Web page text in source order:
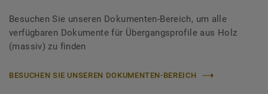
Besuchen Sie unseren Dokumenten-Bereich, um alle
verfügbaren Dokumente für Übergangsprofile aus Holz
(massiv) zu finden
BESUCHEN SIE UNSEREN DOKUMENTEN-BEREICH